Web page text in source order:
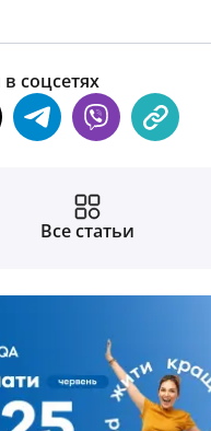
соцсетях
Все статьи